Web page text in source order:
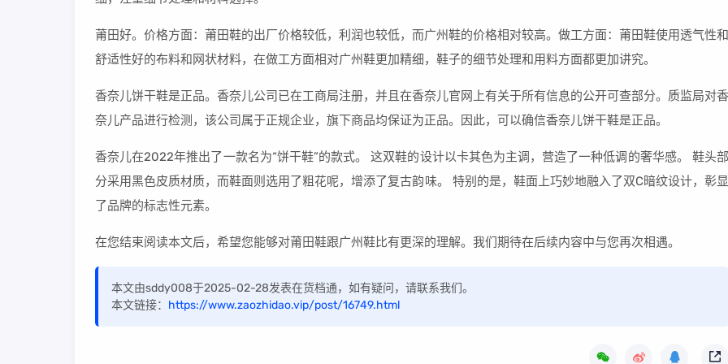
莆田好。价格方面：莆田鞋的出厂价格较低，利润也较低，而广州鞋的价格相对较高。做工方面：莆田鞋使用透气性和
舒适性好的布料和网状材料，在做工方面相对广州鞋更加精细，鞋子的细节处理和用料方面都更加讲究。
香奈儿饼干鞋是正品。香奈儿公司已在工商局注册，并且在香奈儿官网上有关于所有信息的公开可查部分。质监局对香
奈儿产品进行检测，该公司属于正规企业，旗下商品均保证为正品。因此，可以确信香奈儿饼干鞋是正品。
香奈儿在2022年推出了一款名为“饼干鞋”的款式。 这双鞋的设计以卡其色为主调，营造了一种低调的奢华感。 鞋头部
分采用黑色皮质材质，而鞋面则选用了粗花呢，增添了复古韵味。 特别的是，鞋面上巧妙地融入了双C暗纹设计，彰显
了品牌的标志性元素。
在您结束阅读本文后，希望您能够对莆田鞋跟广州鞋比有更深的理解。我们期待在后续内容中与您再次相遇。
本文由sddy008于2025-02-28发表在货档通，如有疑问，请联系我们。
本文链接： https://www.zaozhidao.vip/post/16749.html